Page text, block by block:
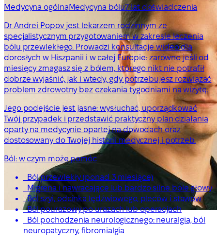
Medycyna ogólnaMedycyna bólu7 lat doświadczenia
Dr Andrei Popov jest lekarzem rodzinnym ze
specjalistycznym przygotowaniem w zakresie leczenia
bólu przewlekłego. Prowadzi konsultacje wideo dla
dorosłych w Hiszpanii i w całej Europie: zarówno jeśli od
miesięcy zmagasz się z bólem, którego nikt nie potrafił
dobrze wyjaśnić, jak i wtedy, gdy potrzebujesz rozwiązać
problem zdrowotny bez czekania tygodniami na wizytę.
Jego podejście jest jasne: wysłuchać, uporządkować
Twój przypadek i przedstawić praktyczny plan działania
oparty na medycynie opartej na dowodach oraz
dostosowany do Twojej historii medycznej i potrzeb.
Ból: w czym może pomóc
Ból przewlekły (ponad 3 miesiące)
Migrena i nawracające lub bardzo silne bóle głowy
Ból szyi, odcinka lędźwiowego, pleców i stawów
Ból pourazowy po urazach lub operacjach
Ból pochodzenia neurologicznego: neuralgia, ból
neuropatyczny, fibromialgia